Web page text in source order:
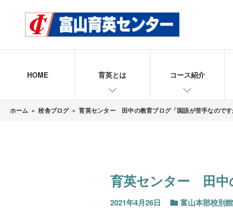
HOME 育英とは コース紹介
ホーム » 校舎ブログ » 育英センター 田中の教育ブログ「国語が苦手なので
育英センター 田中
2021年4月26日 富山本部校別館